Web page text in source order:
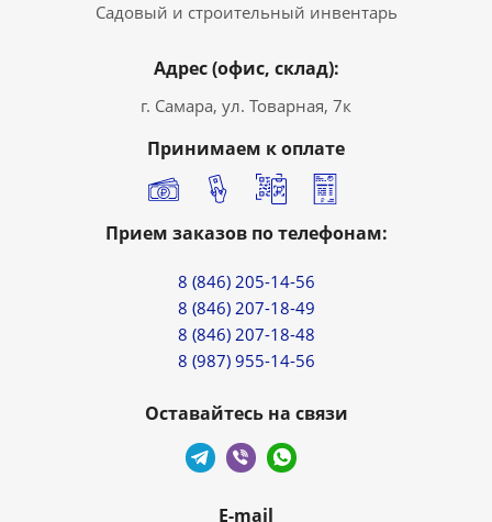
Садовый и строительный инвентарь
Адрес (офис, склад):
г. Самара, ул. Товарная, 7к
Принимаем к оплате
Прием заказов по телефонам:
8 (846) 205-14-56
8 (846) 207-18-49
8 (846) 207-18-48
8 (987) 955-14-56
Оставайтесь на связи
E-mail